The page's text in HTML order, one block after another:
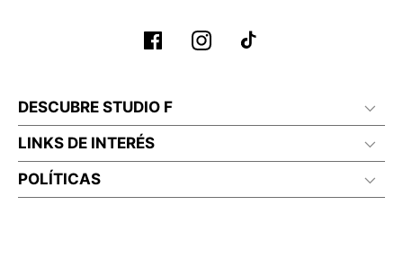
DESCUBRE STUDIO F
LINKS DE INTERÉS
POLÍTICAS